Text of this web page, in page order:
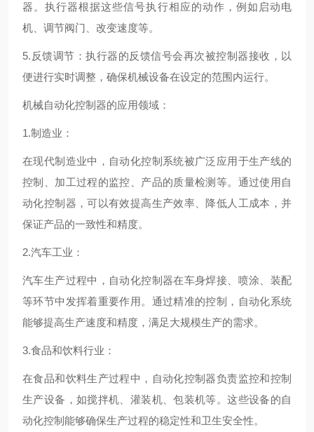
器。执行器根据这些信号执行相应的动作，例如启动电
机、调节阀门、改变速度等。
5.反馈调节：执行器的反馈信号会再次被控制器接收，以
便进行实时调整，确保机械设备在设定的范围内运行。
机械自动化控制器的应用领域：
1.制造业：
在现代制造业中，自动化控制系统被广泛应用于生产线的
控制、加工过程的监控、产品的质量检测等。通过使用自
动化控制器，可以有效提高生产效率、降低人工成本，并
保证产品的一致性和精度。
2.汽车工业：
汽车生产过程中，自动化控制器在车身焊接、喷涂、装配
等环节中发挥着重要作用。通过精准的控制，自动化系统
能够提高生产速度和精度，满足大规模生产的需求。
3.食品和饮料行业：
在食品和饮料生产过程中，自动化控制器负责监控和控制
生产设备，如搅拌机、灌装机、包装机等。这些设备的自
动化控制能够确保生产过程的稳定性和卫生安全性。